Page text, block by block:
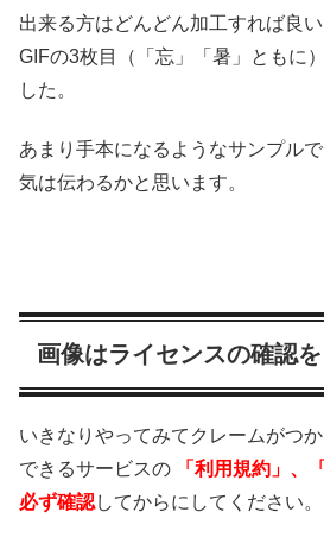
出来る方はどんどん加工すれば良
GIFの3枚目（「忘」「暑」ともに
した。
あまり手本になるようなサンプル
気は伝わるかと思います。
画像はライセンスの確認を
いきなりやってみてクレームがつ
できるサービスの
「利用規約」、
必ず確認してからにしてください。